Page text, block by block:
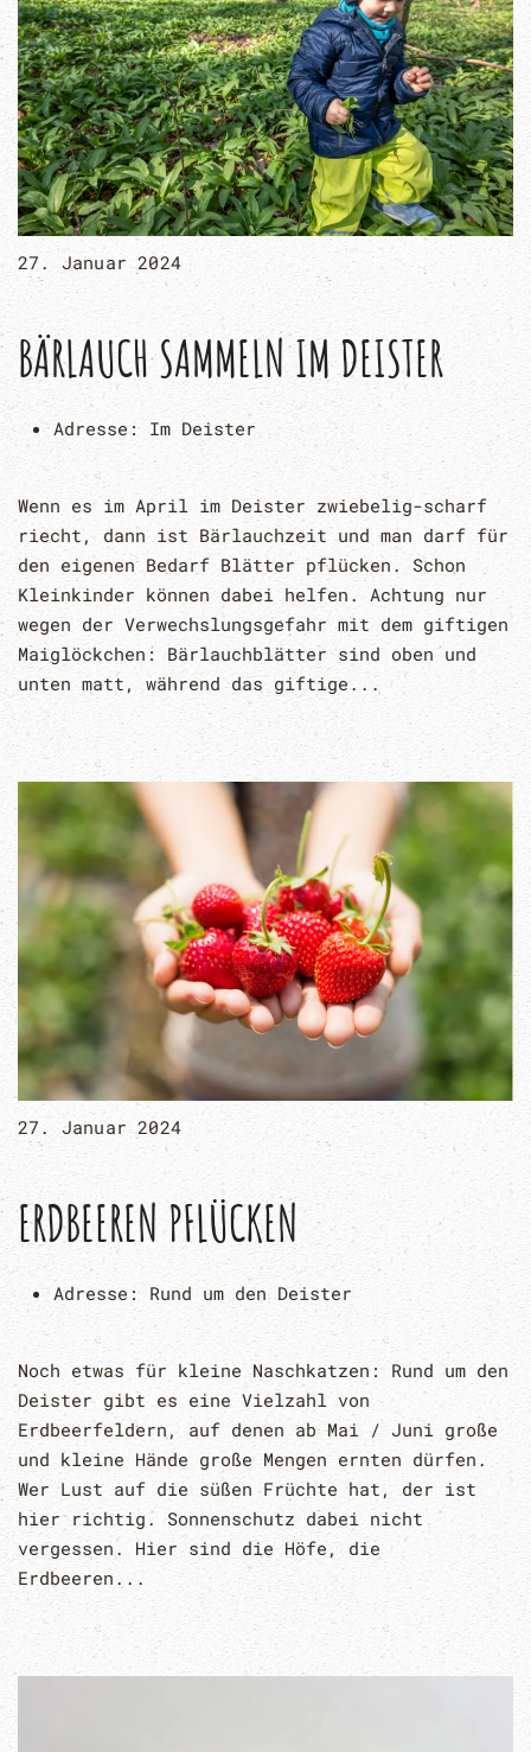
27. Januar 2024
BÄRLAUCH SAMMELN IM DEISTER
Adresse: Im Deister
Wenn es im April im Deister zwiebelig-scharf
riecht, dann ist Bärlauchzeit und man darf für
den eigenen Bedarf Blätter pflücken. Schon
Kleinkinder können dabei helfen. Achtung nur
wegen der Verwechslungsgefahr mit dem giftigen
Maiglöckchen: Bärlauchblätter sind oben und
unten matt, während das giftige...
27. Januar 2024
ERDBEEREN PFLÜCKEN
Adresse: Rund um den Deister
Noch etwas für kleine Naschkatzen: Rund um den
Deister gibt es eine Vielzahl von
Erdbeerfeldern, auf denen ab Mai / Juni große
und kleine Hände große Mengen ernten dürfen.
Wer Lust auf die süßen Früchte hat, der ist
hier richtig. Sonnenschutz dabei nicht
vergessen. Hier sind die Höfe, die
Erdbeeren...